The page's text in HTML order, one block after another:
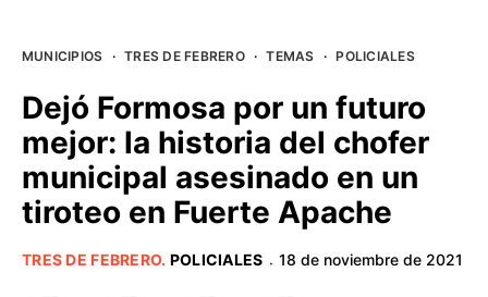
BUENOS AIRES
PROVINCIAS
MUNICIPIOS · TRES DE FEBRERO · TEMAS · POLICIALES
Dejó Formosa por un futuro
mejor: la historia del chofer
municipal asesinado en un
tiroteo en Fuerte Apache
TRES DE FEBRERO. POLICIALES · 18 de noviembre de 2021